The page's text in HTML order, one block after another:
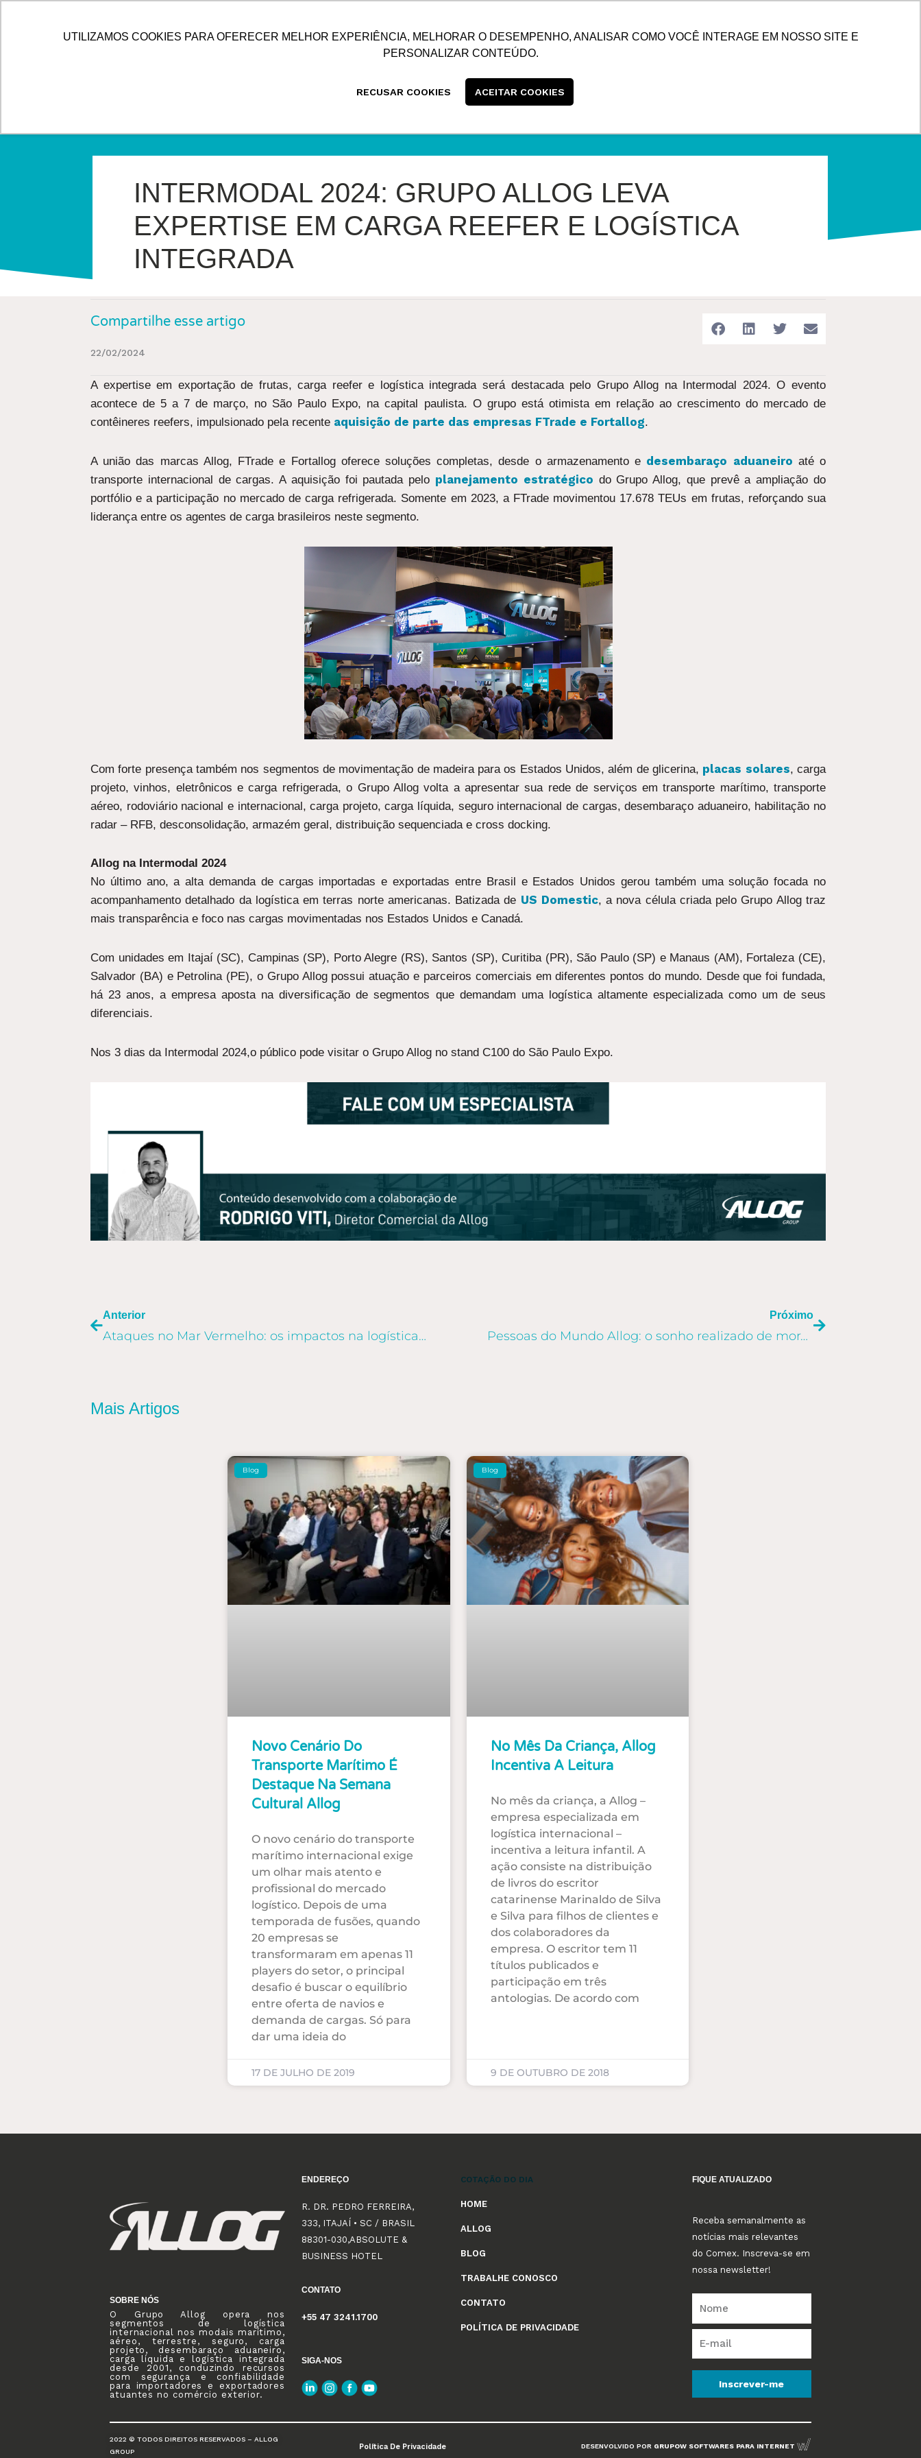
UTILIZAMOS COOKIES PARA OFERECER MELHOR EXPERIÊNCIA, MELHORAR O DESEMPENHO, ANALISAR COMO VOCÊ INTERAGE EM NOSSO SITE E
PERSONALIZAR CONTEÚDO.
RECUSAR COOKIES ACEITAR COOKIES
HOME ALLOG SOLUÇÕES SUSTENTABILIDADE BLOG CONTATO CENTRAL DE CLIENTES
INTERMODAL 2024: GRUPO ALLOG LEVA
EXPERTISE EM CARGA REEFER E LOGÍSTICA
INTEGRADA
Compartilhe esse artigo
22/02/2024
A expertise em exportação de frutas, carga reefer e logística integrada será destacada pelo Grupo Allog na Intermodal 2024. O evento
acontece de 5 a 7 de março, no São Paulo Expo, na capital paulista. O grupo está otimista em relação ao crescimento do mercado de
contêineres reefers, impulsionado pela recente aquisição de parte das empresas FTrade e Fortallog.
A união das marcas Allog, FTrade e Fortallog oferece soluções completas, desde o armazenamento e desembaraço aduaneiro até o
transporte internacional de cargas. A aquisição foi pautada pelo planejamento estratégico do Grupo Allog, que prevê a ampliação do
portfólio e a participação no mercado de carga refrigerada. Somente em 2023, a FTrade movimentou 17.678 TEUs em frutas, reforçando sua
liderança entre os agentes de carga brasileiros neste segmento.
Com forte presença também nos segmentos de movimentação de madeira para os Estados Unidos, além de glicerina, placas solares, carga
projeto, vinhos, eletrônicos e carga refrigerada, o Grupo Allog volta a apresentar sua rede de serviços em transporte marítimo, transporte
aéreo, rodoviário nacional e internacional, carga projeto, carga líquida, seguro internacional de cargas, desembaraço aduaneiro, habilitação no
radar – RFB, desconsolidação, armazém geral, distribuição sequenciada e cross docking.
Allog na Intermodal 2024
No último ano, a alta demanda de cargas importadas e exportadas entre Brasil e Estados Unidos gerou também uma solução focada no
acompanhamento detalhado da logística em terras norte americanas. Batizada de US Domestic, a nova célula criada pelo Grupo Allog traz
mais transparência e foco nas cargas movimentadas nos Estados Unidos e Canadá.
Com unidades em Itajaí (SC), Campinas (SP), Porto Alegre (RS), Santos (SP), Curitiba (PR), São Paulo (SP) e Manaus (AM), Fortaleza (CE),
Salvador (BA) e Petrolina (PE), o Grupo Allog possui atuação e parceiros comerciais em diferentes pontos do mundo. Desde que foi fundada,
há 23 anos, a empresa aposta na diversificação de segmentos que demandam uma logística altamente especializada como um de seus
diferenciais.
Nos 3 dias da Intermodal 2024,o público pode visitar o Grupo Allog no stand C100 do São Paulo Expo.
Anterior
Ataques no Mar Vermelho: os impactos na logística global
Próximo
Pessoas do Mundo Allog: o sonho realizado de morar no exterior
Mais Artigos
Blog
Novo Cenário Do
Transporte Marítimo É
Destaque Na Semana
Cultural Allog
O novo cenário do transporte
marítimo internacional exige
um olhar mais atento e
profissional do mercado
logístico. Depois de uma
temporada de fusões, quando
20 empresas se
transformaram em apenas 11
players do setor, o principal
desafio é buscar o equilíbrio
entre oferta de navios e
demanda de cargas. Só para
dar uma ideia do
17 DE JULHO DE 2019
Blog
No Mês Da Criança, Allog
Incentiva A Leitura
No mês da criança, a Allog –
empresa especializada em
logística internacional –
incentiva a leitura infantil. A
ação consiste na distribuição
de livros do escritor
catarinense Marinaldo de Silva
e Silva para filhos de clientes e
dos colaboradores da
empresa. O escritor tem 11
títulos publicados e
participação em três
antologias. De acordo com
9 DE OUTUBRO DE 2018
SOBRE NÓS
O Grupo Allog opera nos
segmentos de logística
internacional nos modais marítimo,
aéreo, terrestre, seguro, carga
projeto, desembaraço aduaneiro,
carga líquida e logística integrada
desde 2001, conduzindo recursos
com segurança e confiabilidade
para importadores e exportadores
atuantes no comércio exterior.
ENDEREÇO
R. DR. PEDRO FERREIRA,
333, ITAJAÍ • SC / BRASIL
88301-030,ABSOLUTE &
BUSINESS HOTEL
CONTATO
+55 47 3241.1700
SIGA-NOS
COTAÇÃO DO DIA
HOME
ALLOG
BLOG
TRABALHE CONOSCO
CONTATO
POLÍTICA DE PRIVACIDADE
FIQUE ATUALIZADO
Receba semanalmente as
notícias mais relevantes
do Comex. Inscreva-se em
nossa newsletter!
Inscrever-me
2022 © TODOS DIREITOS RESERVADOS – ALLOG
GROUP
Política De Privacidade DESENVOLVIDO POR GRUPOW SOFTWARES PARA INTERNET